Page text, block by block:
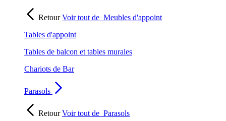
RetourVoir tout de Meubles d'appoint
Tables d'appoint
Tables de balcon et tables murales
Chariots de Bar
Parasols
RetourVoir tout de Parasols